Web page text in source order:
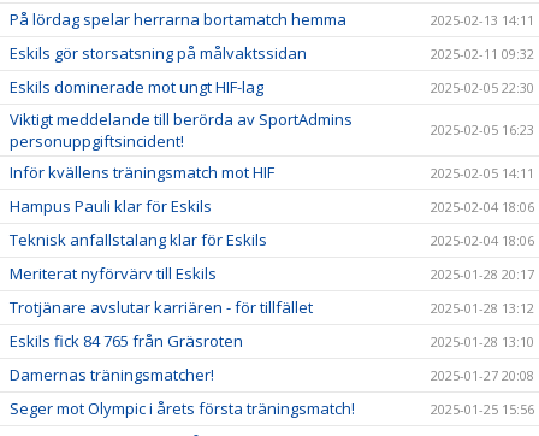
På lördag spelar herrarna bortamatch hemma 2025-02-13 14:11
Eskils gör storsatsning på målvaktssidan 2025-02-11 09:32
Eskils dominerade mot ungt HIF-lag 2025-02-05 22:30
Viktigt meddelande till berörda av SportAdmins
personuppgiftsincident!
2025-02-05 16:23
Inför kvällens träningsmatch mot HIF 2025-02-05 14:11
Hampus Pauli klar för Eskils 2025-02-04 18:06
Teknisk anfallstalang klar för Eskils 2025-02-04 18:06
Meriterat nyförvärv till Eskils 2025-01-28 20:17
Trotjänare avslutar karriären - för tillfället 2025-01-28 13:12
Eskils fick 84 765 från Gräsroten 2025-01-28 13:10
Damernas träningsmatcher! 2025-01-27 20:08
Seger mot Olympic i årets första träningsmatch! 2025-01-25 15:56